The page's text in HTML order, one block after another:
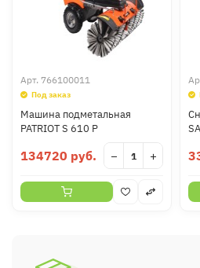
Арт. 766100011
Под заказ
Машина подметальная
PATRIOT S 610 P
134720 руб. − +